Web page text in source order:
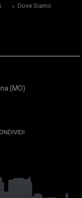
Dove Siamo
(MO)